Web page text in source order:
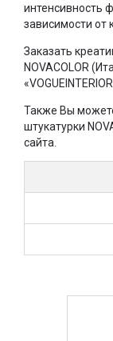
интенсивность
зависимости от
Заказать
NOVACOLOR
Также Вы
штукатурки
сайта.